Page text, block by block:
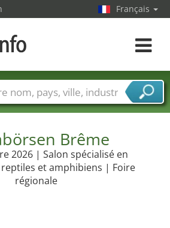
Brême
2026 | Salon spécialisé en
et amphibiens | Foire
régionale
Français
Toggle
Villes
Secteurs de foire